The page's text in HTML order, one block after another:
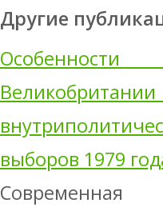
Другие
выборов 1979